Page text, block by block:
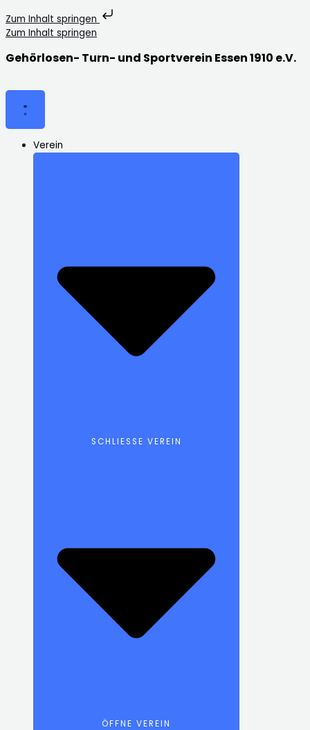
Zum Inhalt springen
Zum Inhalt springen
Gehörlosen- Turn- und Sportverein Essen 1910 e.V.
Verein
SCHLIESSE VEREIN
ÖFFNE VEREIN